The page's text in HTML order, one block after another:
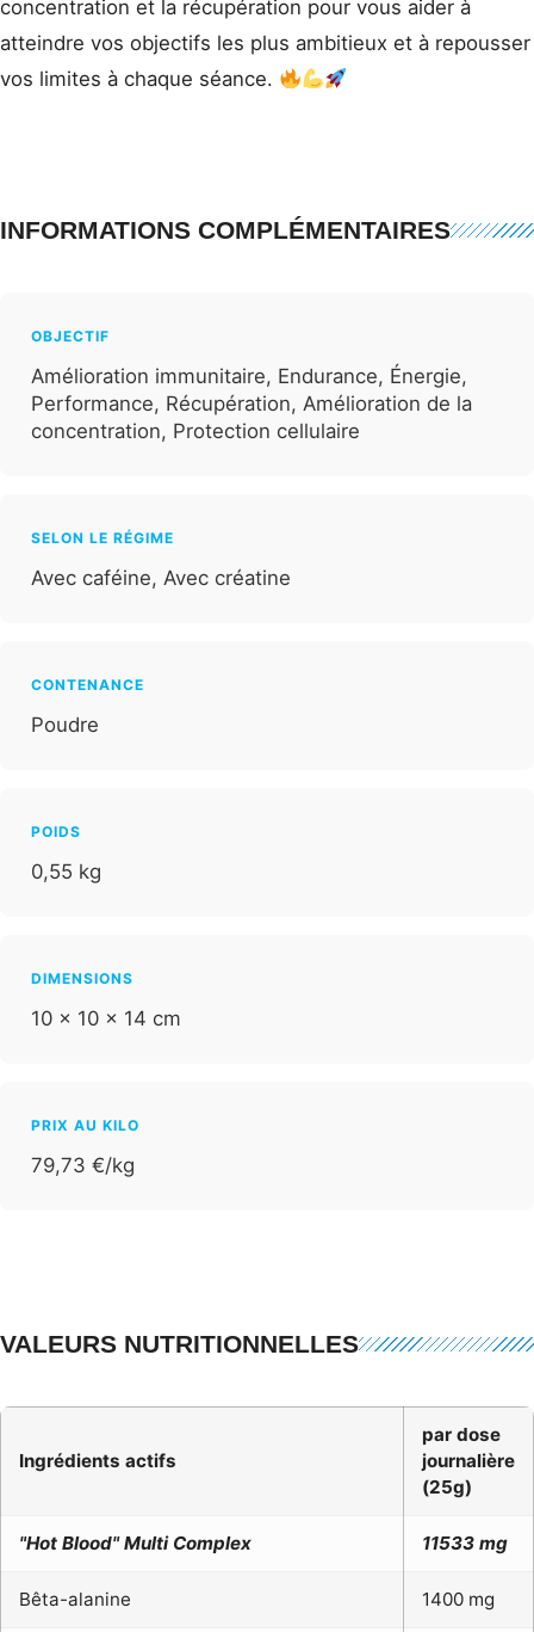
concentration et la récupération pour vous aider à
atteindre vos objectifs les plus ambitieux et à repousser
vos limites à chaque séance.
INFORMATIONS COMPLÉMENTAIRES
OBJECTIF
Amélioration immunitaire, Endurance, Énergie,
Performance, Récupération, Amélioration de la
concentration, Protection cellulaire
SELON LE RÉGIME
Avec caféine, Avec créatine
CONTENANCE
Poudre
POIDS
0,55 kg
DIMENSIONS
10 × 10 × 14 cm
PRIX AU KILO
79,73 €/kg
VALEURS NUTRITIONNELLES
Ingrédients actifs
par dose
journalière
(25g)
"Hot Blood" Multi Complex 11533 mg
Bêta-alanine 1400 mg